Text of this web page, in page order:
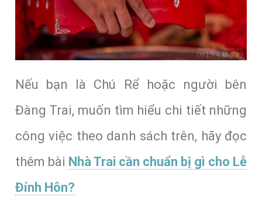
Nếu bạn là Chú Rể hoặc người bên
Đàng Trai, muốn tìm hiểu chi tiết những
công việc theo danh sách trên, hãy đọc
thêm bài Nhà Trai cần chuẩn bị gì cho Lễ
Đính Hôn?